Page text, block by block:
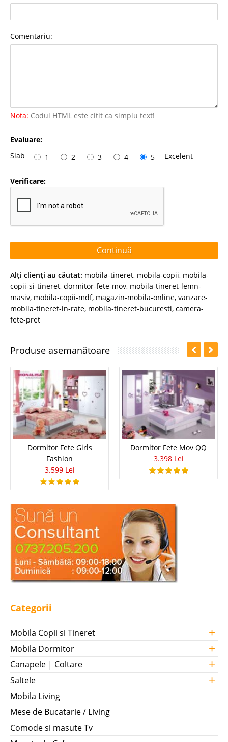
Comentariu:
Nota: Codul HTML este citit ca simplu text!
Evaluare:
Slab
1 2 3 4 5 Excelent
Verificare:
Continuă
Alţi clienţi au căutat: mobila-tineret, mobila-copii, mobila-
copii-si-tineret, dormitor-fete-mov, mobila-tineret-lemn-
masiv, mobila-copii-mdf, magazin-mobila-online, vanzare-
mobila-tineret-in-rate, mobila-tineret-bucuresti, camera-
fete-pret
Produse asemanătoare
Dormitor Fete Girls
Fashion
3.599 Lei
Dormitor Fete Mov QQ
3.398 Lei
Categorii
Mobila Copii si Tineret +
Mobila Dormitor +
Canapele | Coltare +
Saltele +
Mobila Living
Mese de Bucatarie / Living
Comode si masute Tv